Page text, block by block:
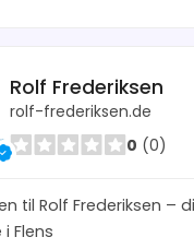
Rolf Frederiksen
rolf-frederiksen.de
0 (0)
til Rolf Frederiksen –
Flens